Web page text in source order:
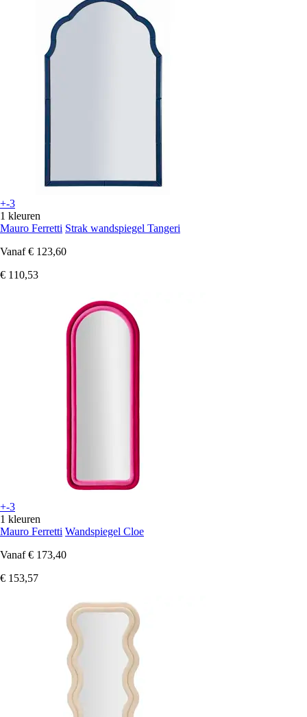
+-3
1 kleuren
Mauro Ferretti Strak wandspiegel Tangeri
Vanaf € 123,60
€ 110,53
+-3
1 kleuren
Mauro Ferretti Wandspiegel Cloe
Vanaf € 173,40
€ 153,57